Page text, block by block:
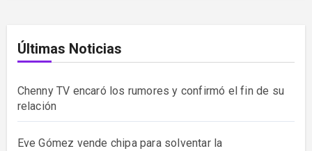
Últimas Noticias
Chenny TV encaró los rumores y confirmó el fin de su
relación
Eve Gómez vende chipa para solventar la